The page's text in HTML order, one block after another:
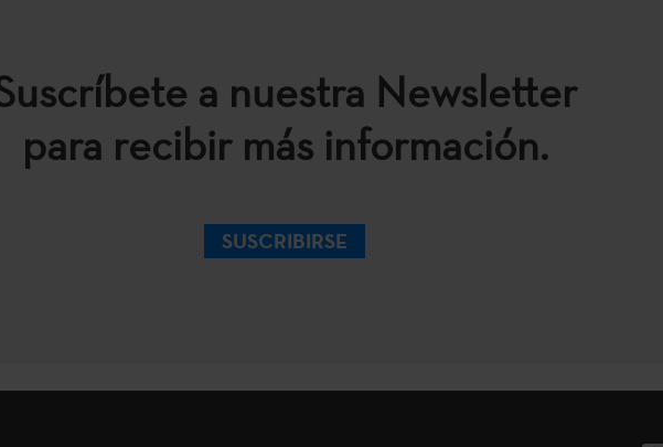
a nuestra Newsletter
para recibir más información.
SUSCRIBIRSE